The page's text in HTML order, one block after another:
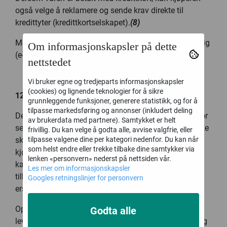
også velge å reklamere og sende krav direkte til
kredittyter (kredittkortselskapet).(8)
Meldingen til selgeren eller kredittyter bør være skriftlig
(e-post, telefaks eller brev).
12. Kjøperens rettigheter ved forsinkelse
Dersom selgeren ikke leverer varen eller leverer den for
sent i henhold til avtalen mellom partene, og dette ikke
skyldes kjøperen eller forhold på kjøperens side, kan
kjøperen i henhold til reglene i forbrukerkjøpslovens
kapittel 5 etter omstendighetene holde kjøpesummen
tilbake, kreve oppfyllelse, heve avtalen og kreve
erstatning fra selgeren.
Oppfyllelse: Dersom selgeren ikke leverer varen på
leveringstidspunktet, kan kjøperen fastholde kjøpet og
Om informasjonskapsler på dette
nettstedet
Vi bruker egne og tredjeparts informasjonskapsler
(cookies) og lignende teknologier for å sikre
grunnleggende funksjoner, generere statistikk, og for å
tilpasse markedsføring og annonser (inkludert deling
av brukerdata med partnere). Samtykket er helt
frivillig. Du kan velge å godta alle, avvise valgfrie, eller
tilpasse valgene dine per kategori nedenfor. Du kan når
som helst endre eller trekke tilbake dine samtykker via
lenken «personvern» nederst på nettsiden vår.
Les mer om informasjonskapsler
Googles retningslinjer for personvern
Godta alle